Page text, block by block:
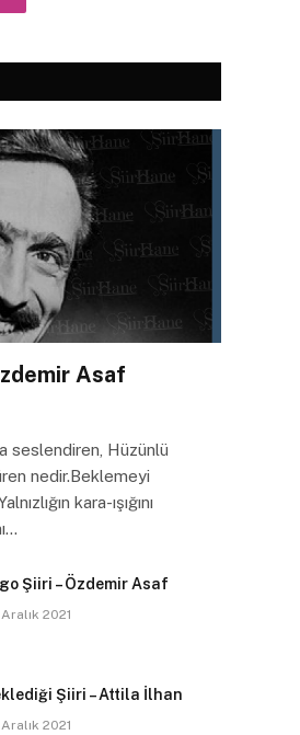
Asaf
seslendiren, Hüzünlü
nedir.Beklemeyi
kara-ışığını
Şiiri – Özdemir Asaf
2021
Şiiri – Attila İlhan
2021